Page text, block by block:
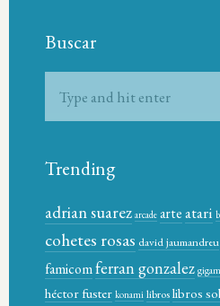
Buscar
Trending
adrian suarez arcade arteatari
cohetes rosas david jaumandreu
famicomferran gonzalez
héctor fuster konami libroslibros